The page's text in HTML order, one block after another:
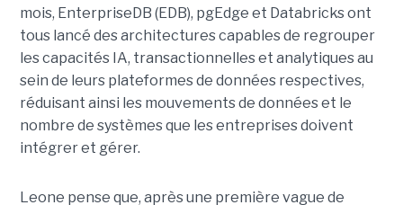
mois, EnterpriseDB (EDB), pgEdge et Databricks ont
tous lancé des architectures capables de regrouper
les capacités IA, transactionnelles et analytiques au
sein de leurs plateformes de données respectives,
réduisant ainsi les mouvements de données et le
nombre de systèmes que les entreprises doivent
intégrer et gérer.
Leone pense que, après une première vague de